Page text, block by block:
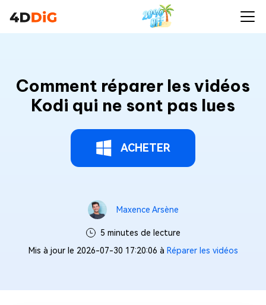
Comment réparer les vidéos
Kodi qui ne sont pas lues
ACHETER
Maxence Arsène
5 minutes de lecture
Mis à jour le 2026-07-30 17:20:06 à Réparer les vidéos